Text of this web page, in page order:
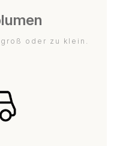
oder zu klein.